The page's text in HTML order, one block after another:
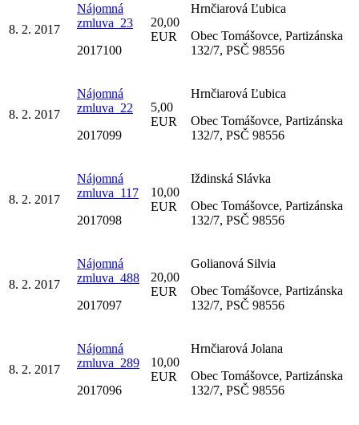
8. 2. 2017
Nájomná
zmluva_23
2017100
20,00
EUR
Hrnčiarová Ľubica
Obec Tomášovce, Partizánska
132/7, PSČ 98556
8. 2. 2017
Nájomná
zmluva_22
2017099
5,00
EUR
Hrnčiarová Ľubica
Obec Tomášovce, Partizánska
132/7, PSČ 98556
8. 2. 2017
Nájomná
zmluva_117
2017098
10,00
EUR
Iždinská Slávka
Obec Tomášovce, Partizánska
132/7, PSČ 98556
8. 2. 2017
Nájomná
zmluva_488
2017097
20,00
EUR
Golianová Silvia
Obec Tomášovce, Partizánska
132/7, PSČ 98556
8. 2. 2017
Nájomná
zmluva_289
2017096
10,00
EUR
Hrnčiarová Jolana
Obec Tomášovce, Partizánska
132/7, PSČ 98556